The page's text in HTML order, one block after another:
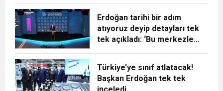
Erdoğan tarihi bir adım
atıyoruz deyip detayları tek
tek açıkladı: ‘Bu merkezle
Türkiye’ye sınıf atlatacak!
Başkan Erdoğan tek tek